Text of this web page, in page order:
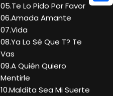
05.Te Lo Pido Por Favor
06.Amada Amante
07.Vida
08.Ya Lo Sé Que T? Te
Vas
09.A Quién Quiero
Mentirle
10.Maldita Sea Mi Suerte